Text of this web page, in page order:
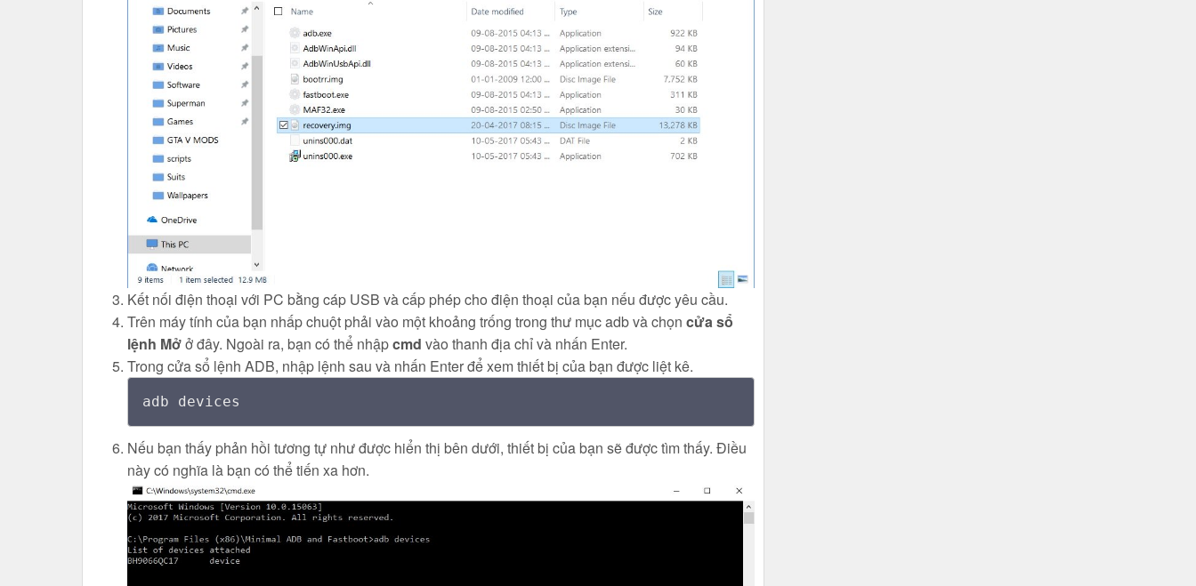
Kết nối điện thoại với PC bằng cáp USB và cấp phép cho điện thoại của bạn nếu được yêu cầu.
Trên máy tính của bạn nhấp chuột phải vào một khoảng trống trong thư mục adb và chọn cửa sổ
lệnh Mởở đây. Ngoài ra, bạn có thể nhậpcmd vào thanh địa chỉ và nhấn Enter.
Trong cửa sổ lệnh ADB, nhập lệnh sau và nhấn Enter để xem thiết bị của bạn được liệt kê.
adb devices
Nếu bạn thấy phản hồi tương tự như được hiển thị bên dưới, thiết bị của bạn sẽ được tìm thấy. Điều
này có nghĩa là bạn có thể tiến xa hơn.